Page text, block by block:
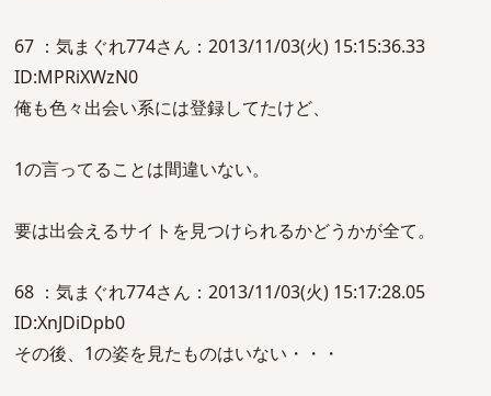
67 ：気まぐれ774さん：2013/11/03(火) 15:15:36.33
ID:MPRiXWzN0
俺も色々出会い系には登録してたけど、
1の言ってることは間違いない。
要は出会えるサイトを見つけられるかどうかが全て。
68 ：気まぐれ774さん：2013/11/03(火) 15:17:28.05
ID:XnJDiDpb0
その後、1の姿を見たものはいない・・・